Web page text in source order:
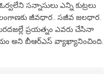
సన్నాసులు ఎన్ని కుట్రలు
జీవధార.. సజీవ జలధార.
ప్రయత్నం ఎవరు చేసినా
అని బీఆర్ఎస్ వ్యాఖ్యానించింది.